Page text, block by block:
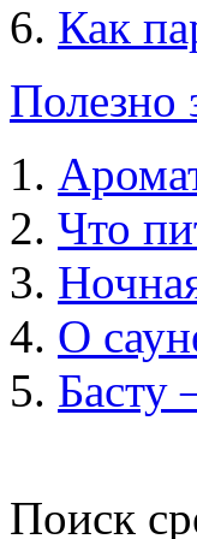
Как
Полезно
Что
О
Басту
Поиск